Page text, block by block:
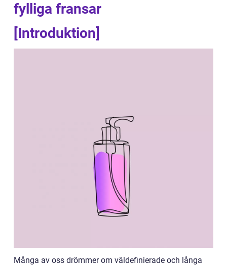
fylliga fransar
[Introduktion]
Många av oss drömmer om väldefinierade och långa